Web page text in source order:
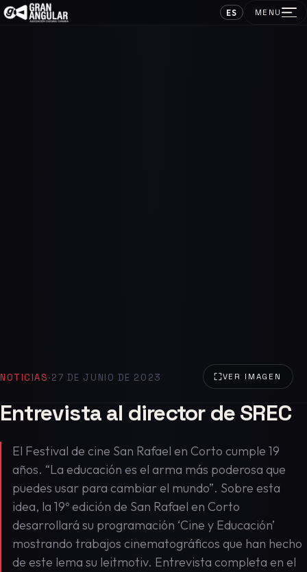
ES MENU
VER IMAGEN
NOTICIAS·27 DE JUNIO DE 2023
Entrevista al director de SREC
El Festival de cine San Rafael en Corto cumple 19
años. “La educación es el arma más poderosa que
puedes usar para cambiar el mundo”. Sobre esta
idea, la 19º edición de San Rafael en Corto
desarrollará su programación ‘Cine y Educación’
mostrando trabajos cinematográficos que han hecho
de este lema su leitmotiv. Entrevista completa en el